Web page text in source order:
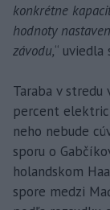
konkrétne
hodnoty
závodu,“ uviedla
Taraba v stredu
percent
neho nebude
sporu o
holandskom
spore medzi